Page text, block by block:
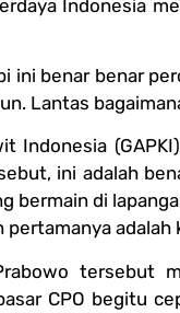
Indonesia
ini benar benar
Lantas
Indonesia
ini adalah
bermain di
adalah
tersebut
CPO begitu